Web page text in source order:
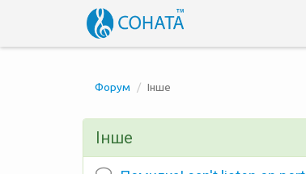
Форум Інше
Інше